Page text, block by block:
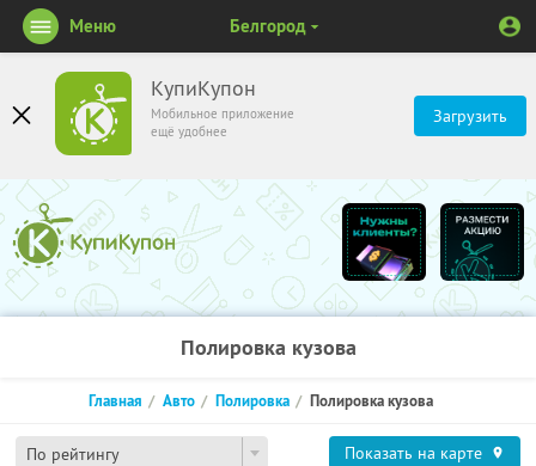
КупиКупон
Мобильное приложение
ещё удобнее
Загрузить
Меню Белгород
Полировка кузова
По рейтингу
Главная Авто Полировка Полировка кузова
Показать на карте